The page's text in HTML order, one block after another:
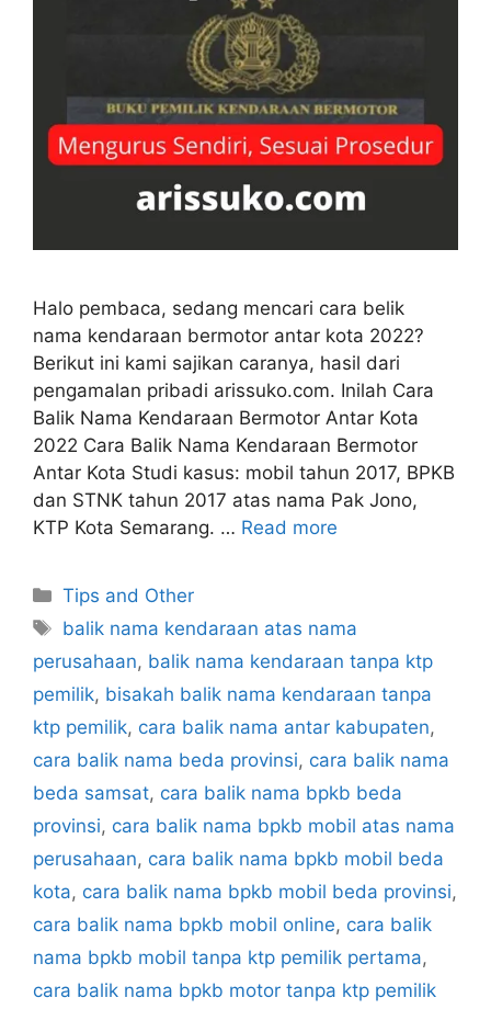
Halo pembaca, sedang mencari cara belik
nama kendaraan bermotor antar kota 2022?
Berikut ini kami sajikan caranya, hasil dari
pengamalan pribadi arissuko.com. Inilah Cara
Balik Nama Kendaraan Bermotor Antar Kota
2022 Cara Balik Nama Kendaraan Bermotor
Antar Kota Studi kasus: mobil tahun 2017, BPKB
dan STNK tahun 2017 atas nama Pak Jono,
KTP Kota Semarang. … Read more
Categories
Tips and Other
Tags
balik nama kendaraan atas nama
perusahaan, balik nama kendaraan tanpa ktp
pemilik, bisakah balik nama kendaraan tanpa
ktp pemilik, cara balik nama antar kabupaten,
cara balik nama beda provinsi, cara balik nama
beda samsat, cara balik nama bpkb beda
provinsi, cara balik nama bpkb mobil atas nama
perusahaan, cara balik nama bpkb mobil beda
kota, cara balik nama bpkb mobil beda provinsi,
cara balik nama bpkb mobil online, cara balik
nama bpkb mobil tanpa ktp pemilik pertama,
cara balik nama bpkb motor tanpa ktp pemilik